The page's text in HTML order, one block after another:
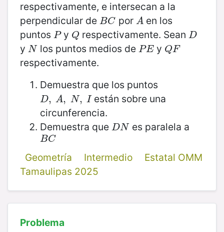
respectivamente, e intersecan a la
perpendicular de BC
BC por A
Aen los
puntos P
Py Q
Q respectivamente. Sean D
D
y N
Nlos puntos medios de PE
PE y QF
QF
respectivamente.
Demuestra que los puntos
D, A, N, I
D, A, N , I
están sobre una
circunferencia.
Demuestra que DN
DN es paralela a
BC
BC
Geometría
Intermedio
Estatal OMM
Tamaulipas 2025
Problema